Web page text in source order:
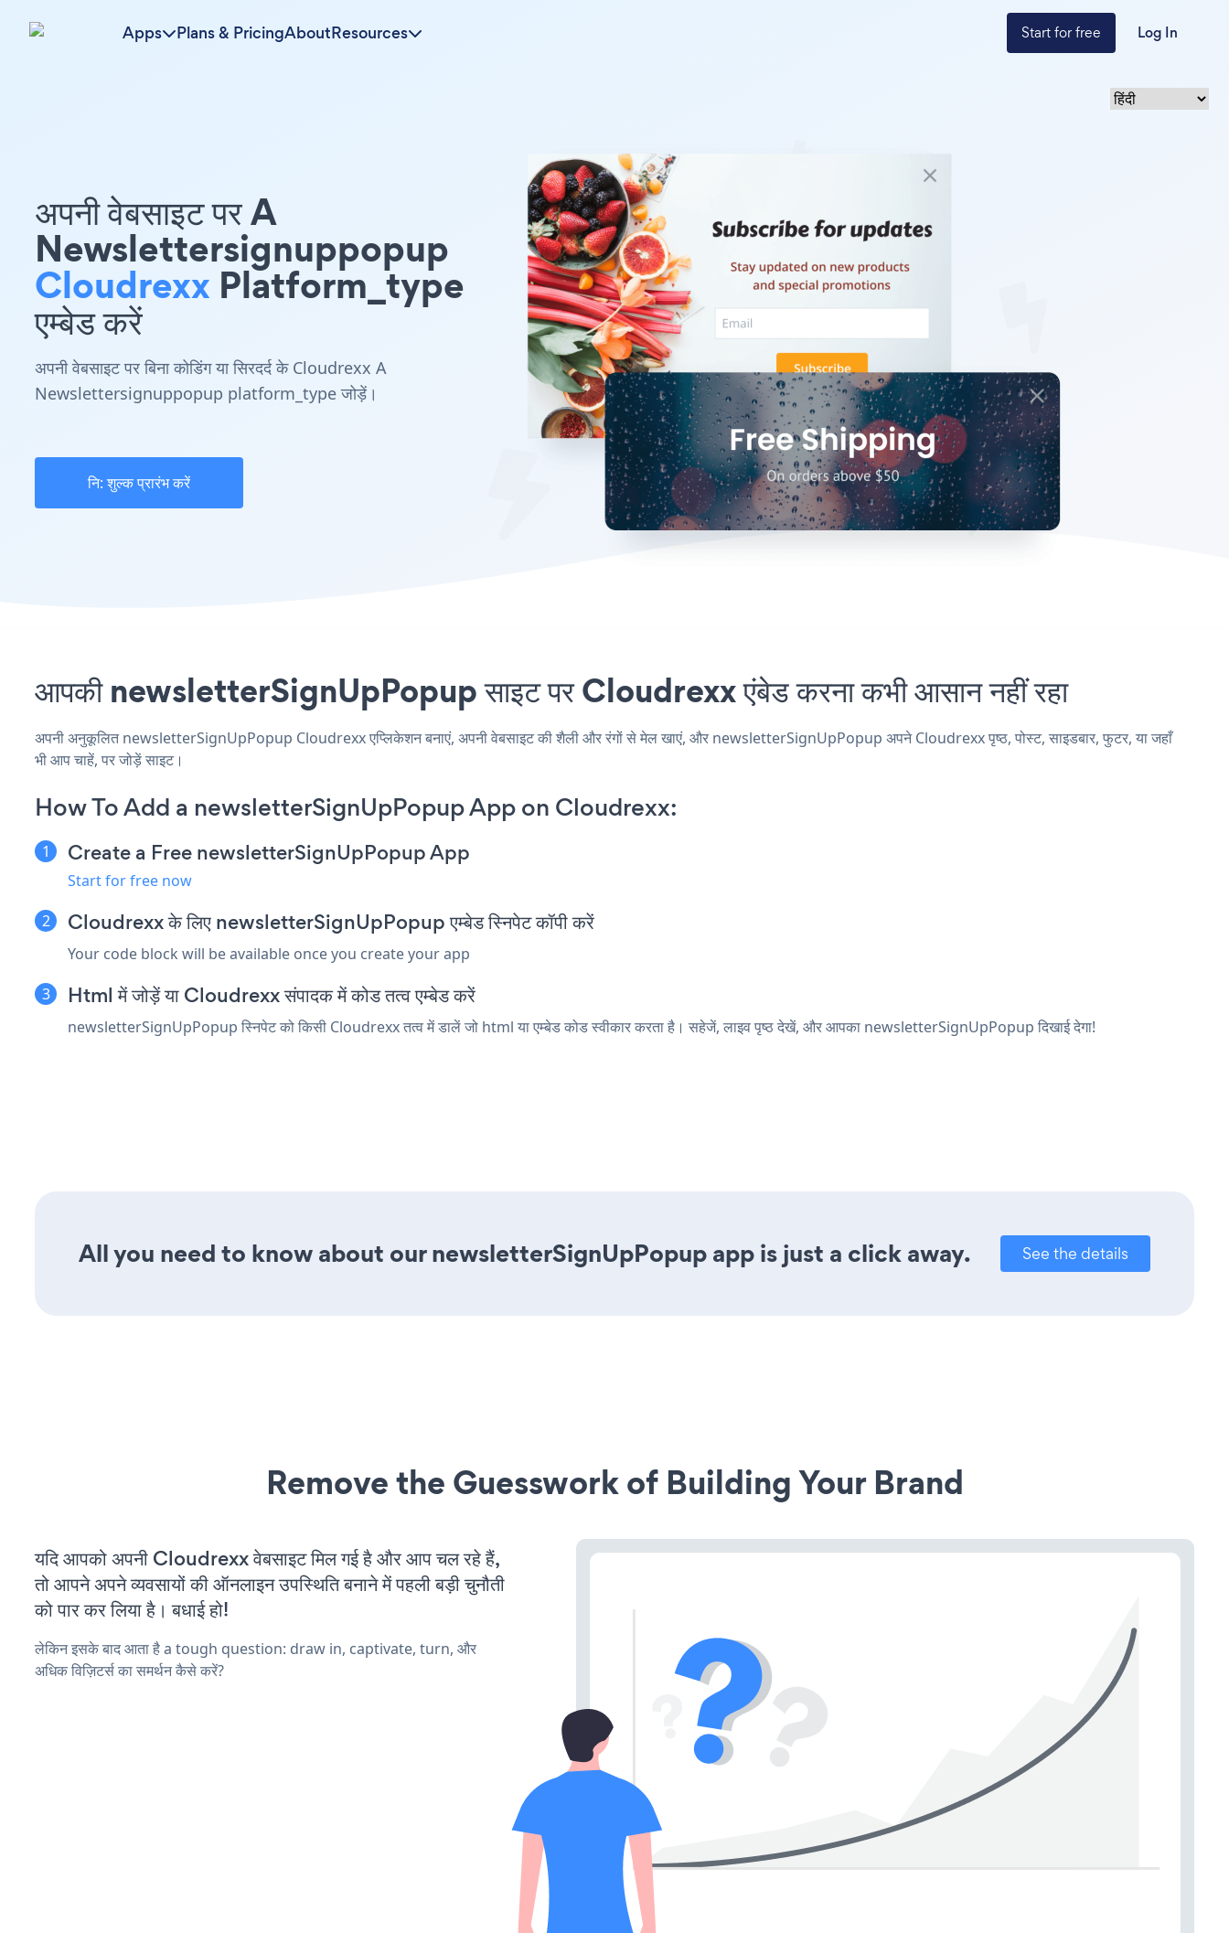
Apps Plans & PricingAboutResources Start for free Log In
अपनी वेबसाइट पर A
Newslettersignuppopup
Cloudrexx Platform_type
एम्बेड करें
अपनी वेबसाइट पर बिना कोडिंग या सिरदर्द के Cloudrexx A
Newslettersignuppopup platform_type जोड़ें।
नि: शुल्क प्रारंभ करें
आपकी newsletterSignUpPopup साइट पर Cloudrexx एंबेड करना कभी आसान नहीं रहा
अपनी अनुकूलित newsletterSignUpPopup Cloudrexx एप्लिकेशन बनाएं, अपनी वेबसाइट की शैली और रंगों से मेल खाएं, और newsletterSignUpPopup अपने Cloudrexx पृष्ठ, पोस्ट, साइडबार, फुटर, या जहाँ
भी आप चाहें, पर जोड़ें साइट।
How To Add a newsletterSignUpPopup App on Cloudrexx:
Create a Free newsletterSignUpPopup App
Start for free now
Cloudrexx के लिए newsletterSignUpPopup एम्बेड स्निपेट कॉपी करें
Your code block will be available once you create your app
Html में जोड़ें या Cloudrexx संपादक में कोड तत्व एम्बेड करें
newsletterSignUpPopup स्निपेट को किसी Cloudrexx तत्व में डालें जो html या एम्बेड कोड स्वीकार करता है। सहेजें, लाइव पृष्ठ देखें, और आपका newsletterSignUpPopup दिखाई देगा!
All you need to know about our newsletterSignUpPopup app is just a click away. See the details
Remove the Guesswork of Building Your Brand
यदि आपको अपनी Cloudrexx वेबसाइट मिल गई है और आप चल रहे हैं,
तो आपने अपने व्यवसायों की ऑनलाइन उपस्थिति बनाने में पहली बड़ी चुनौती
को पार कर लिया है। बधाई हो!
लेकिन इसके बाद आता है a tough question: draw in, captivate, turn, और
अधिक विज़िटर्स का समर्थन कैसे करें?